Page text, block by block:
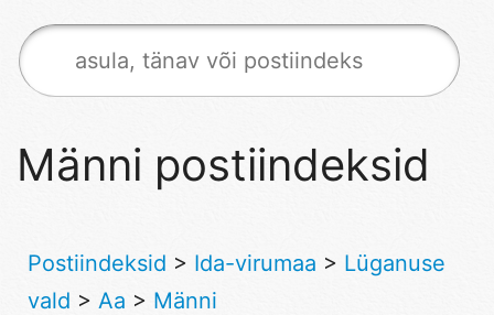
Männi postiindeksid
Postiindeksid > Ida-virumaa > Lüganuse
vald > Aa > Männi